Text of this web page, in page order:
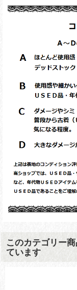
このカテゴリー
ています